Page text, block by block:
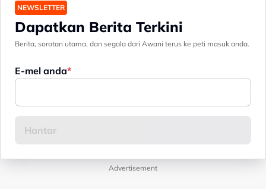
NEWSLETTER
Dapatkan Berita Terkini
Berita, sorotan utama, dan segala dari Awani terus ke peti masuk anda.
E-mel anda
Advertisement